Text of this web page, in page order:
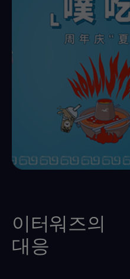
이터워즈의
대응